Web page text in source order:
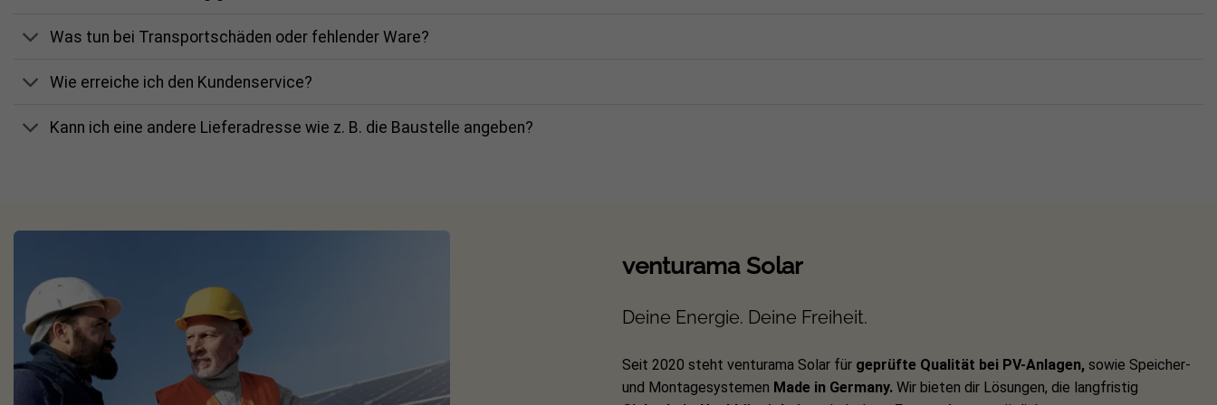
Was tun bei Transportschäden oder fehlender Ware?
Wie erreiche ich den Kundenservice?
Kann ich eine andere Lieferadresse wie z. B. die Baustelle angeben?
venturama Solar
Deine Energie. Deine Freiheit.
Seit 2020 steht venturama Solar für geprüfte Qualität bei PV-Anlagen, sowie Speicher-
und Montagesystemen Made in Germany. Wir bieten dir Lösungen, die langfristig